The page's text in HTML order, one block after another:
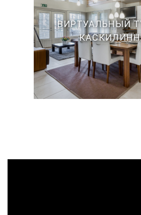
ВИРТУАЛЬНЫЙ